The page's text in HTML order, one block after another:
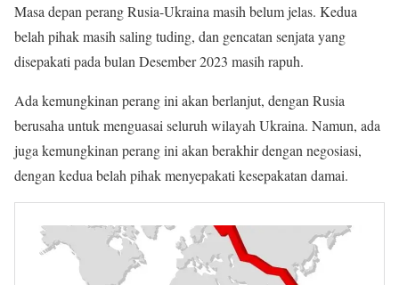
Masa depan perang Rusia-Ukraina masih belum jelas. Kedua
belah pihak masih saling tuding, dan gencatan senjata yang
disepakati pada bulan Desember 2023 masih rapuh.
Ada kemungkinan perang ini akan berlanjut, dengan Rusia
berusaha untuk menguasai seluruh wilayah Ukraina. Namun, ada
juga kemungkinan perang ini akan berakhir dengan negosiasi,
dengan kedua belah pihak menyepakati kesepakatan damai.